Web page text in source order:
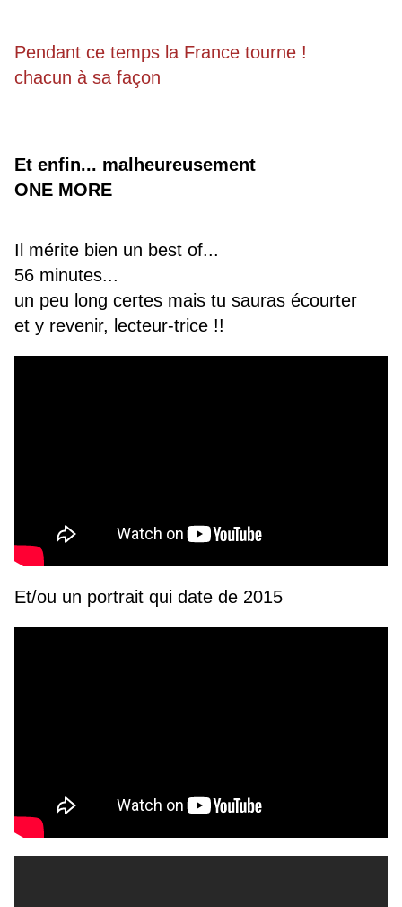
Pendant ce temps la France tourne !
chacun à sa façon
Et enfin... malheureusement
ONE MORE
Il mérite bien un best of...
56 minutes...
un peu long certes mais tu sauras écourter
et y revenir, lecteur-trice !!
Et/ou un portrait qui date de 2015